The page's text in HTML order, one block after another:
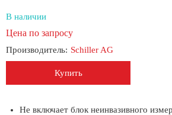
В наличии
Цена по запросу
Производитель: Schiller AG
Купить
Не включает блок неинвазивного